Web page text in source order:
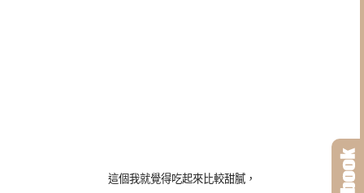
這個我就覺得吃起來比較甜膩，